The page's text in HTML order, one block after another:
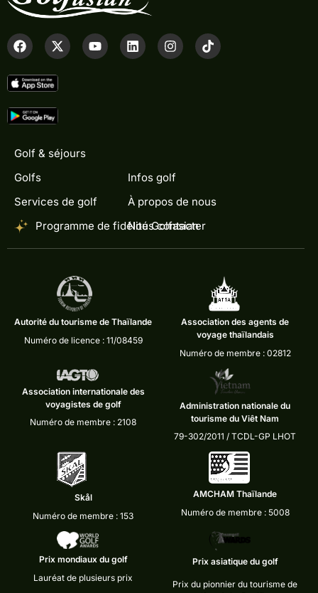
Golf & séjours
Golfs
Services de golf
Programme de fidélité Golfasian
Infos golf
À propos de nous
Nous contacter
Autorité du tourisme de Thaïlande
Numéro de licence : 11/08459
Association des agents de
voyage thaïlandais
Numéro de membre : 02812
Association internationale des
voyagistes de golf
Numéro de membre : 2108
Administration nationale du
tourisme du Viêt Nam
79-302/2011 / TCDL-GP LHOT
Skål
Numéro de membre : 153
AMCHAM Thaïlande
Numéro de membre : 5008
Prix mondiaux du golf
Lauréat de plusieurs prix
Prix asiatique du golf
Prix du pionnier du tourisme de